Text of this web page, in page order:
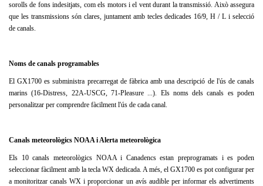
sorolls de fons indesitjats, com els motors i el vent durant la transmissió. Això assegura
que les transmissions són clares, juntament amb tecles dedicades 16/9, H / L i selecció
de canals.
Noms de canals programables
El GX1700 es subministra precarregat de fàbrica amb una descripció de l'ús de canals
marins (16-Distress, 22A-USCG, 71-Pleasure ...). Els noms dels canals es poden
personalitzar per comprendre fàcilment l'ús de cada canal.
Canals meteorològics NOAA i Alerta meteorològica
Els 10 canals meteorològics NOAA i Canadencs estan preprogramats i es poden
seleccionar fàcilment amb la tecla WX dedicada. A més, el GX1700 es pot configurar per
a monitoritzar canals WX i proporcionar un avís audible per informar els advertiments